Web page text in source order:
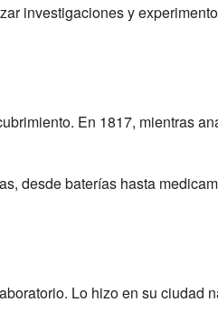
investigaciones y
En 1817, mientras
desde baterías hasta
Lo hizo en su ciudad